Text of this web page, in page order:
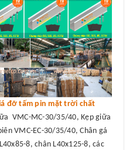
đỡ tấm pin mặt trời chất
VMC-MC-30/35/40, Kẹp giữa
VMC-EC-30/35/40, Chân gá
8, chân L40x125-8, các